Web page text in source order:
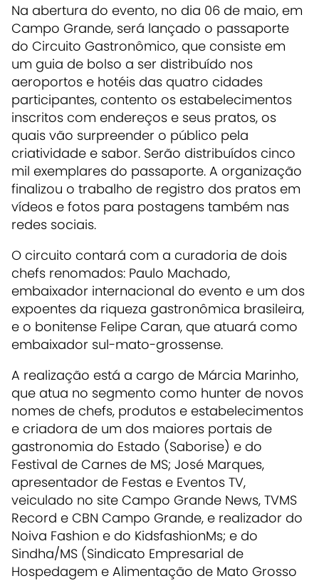
Na abertura do evento, no dia 06 de maio, em
Campo Grande, será lançado o passaporte
do Circuito Gastronômico, que consiste em
um guia de bolso a ser distribuído nos
aeroportos e hotéis das quatro cidades
participantes, contento os estabelecimentos
inscritos com endereços e seus pratos, os
quais vão surpreender o público pela
criatividade e sabor. Serão distribuídos cinco
mil exemplares do passaporte. A organização
finalizou o trabalho de registro dos pratos em
vídeos e fotos para postagens também nas
redes sociais.
O circuito contará com a curadoria de dois
chefs renomados: Paulo Machado,
embaixador internacional do evento e um dos
expoentes da riqueza gastronômica brasileira,
e o bonitense Felipe Caran, que atuará como
embaixador sul-mato-grossense.
A realização está a cargo de Márcia Marinho,
que atua no segmento como hunter de novos
nomes de chefs, produtos e estabelecimentos
e criadora de um dos maiores portais de
gastronomia do Estado (Saborise) e do
Festival de Carnes de MS; José Marques,
apresentador de Festas e Eventos TV,
veiculado no site Campo Grande News, TVMS
Record e CBN Campo Grande, e realizador do
Noiva Fashion e do KidsfashionMs; e do
Sindha/MS (Sindicato Empresarial de
Hospedagem e Alimentação de Mato Grosso